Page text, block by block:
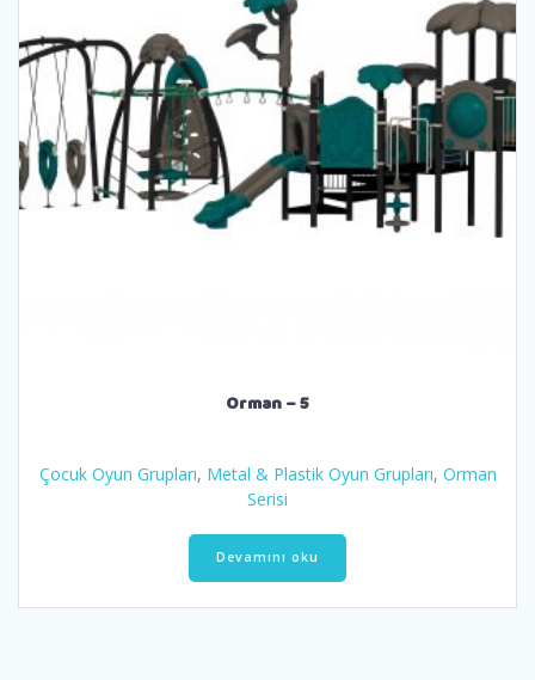
Orman – 5
Çocuk Oyun Grupları, Metal & Plastik Oyun Grupları, Orman
Serisi
Devamını oku